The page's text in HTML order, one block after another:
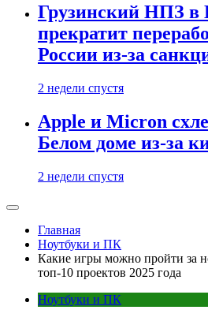
Грузинский НПЗ в
прекратит
России из-за
2 недели спустя
Apple и Micron
Белом доме из-за
2 недели спустя
Главная
Ноутбуки и ПК
Какие игры можно пройти за
топ-10 проектов 2025 года
Ноутбуки и ПК